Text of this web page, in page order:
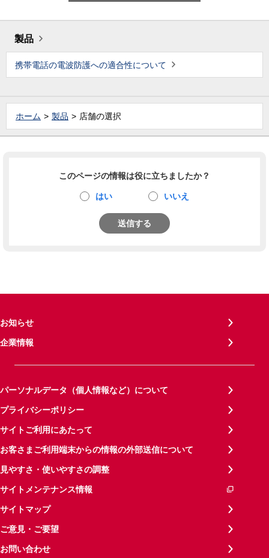
製品
携帯電話の電波防護への適合性について
ホーム 製品 店舗の選択
このページの情報は役に立ちましたか？
はい いいえ
送信する
お知らせ
企業情報
パーソナルデータ（個人情報など）について
プライバシーポリシー
サイトご利用にあたって
お客さまご利用端末からの情報の外部送信について
見やすさ・使いやすさの調整
サイトメンテナンス情報
サイトマップ
ご意見・ご要望
お問い合わせ